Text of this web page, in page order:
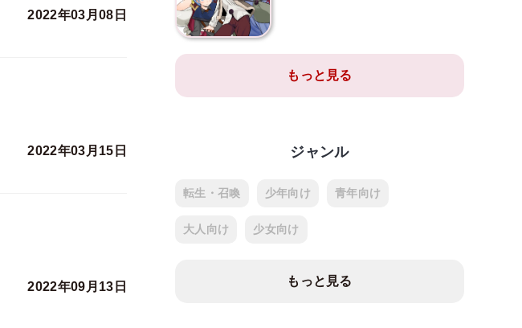
2022年03月08日
2022年03月15日
2022年09月13日
もっと見る
ジャンル
転生・召喚 少年向け 青年向け
大人向け 少女向け
もっと見る